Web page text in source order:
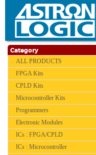
Category
ALL PRODUCTS
FPGA Kits
CPLD Kits
Microcontroller Kits
Programmers
Electronic Modules
ICs : FPGA/CPLD
ICs : Microcontroller